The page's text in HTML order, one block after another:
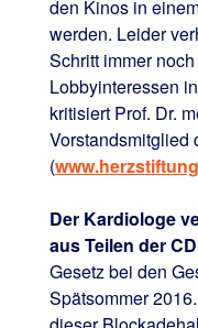
den Kinos in
werden. Leider
Schritt immer
Lobbyinteressen
kritisiert Prof. Dr.
Vorstandsmitglied
(
Der Kardiologe
aus Teilen der
Gesetz bei den
Spätsommer